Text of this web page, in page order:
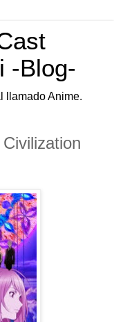
-Blog-
llamado Anime.